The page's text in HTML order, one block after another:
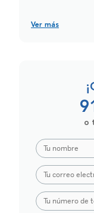
o
mejor sistema
las opciones […]
Ver más